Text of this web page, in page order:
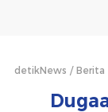
detikNews Berita